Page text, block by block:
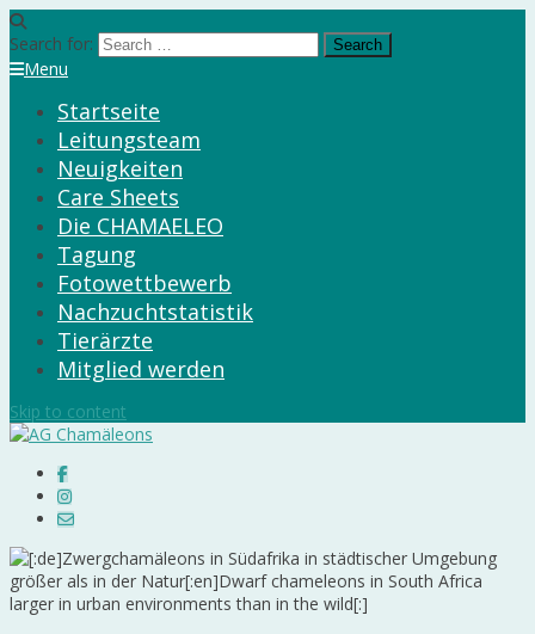
Search for:
Menu
Startseite
Leitungsteam
Neuigkeiten
Care Sheets
Die CHAMAELEO
Tagung
Fotowettbewerb
Nachzuchtstatistik
Tierärzte
Mitglied werden
Skip to content